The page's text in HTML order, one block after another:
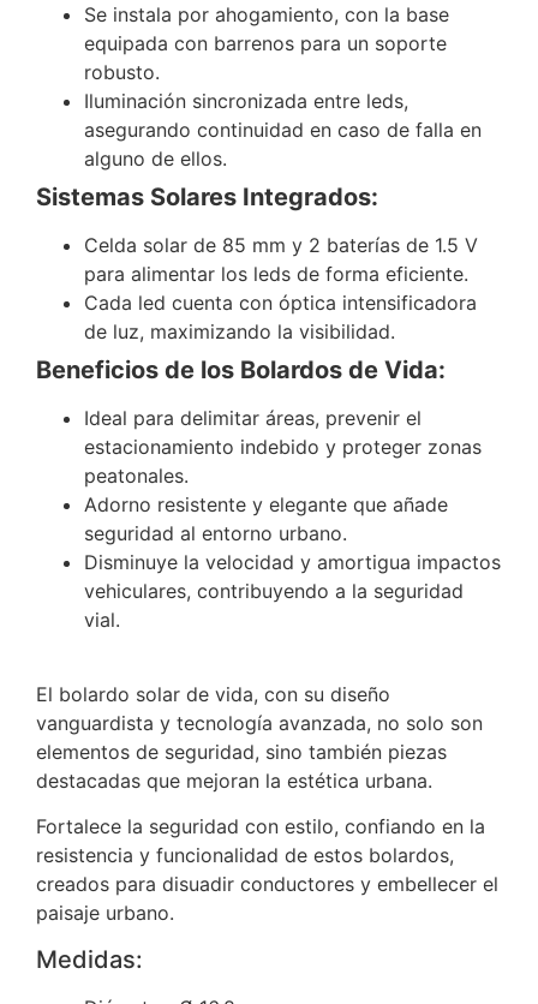
Se instala por ahogamiento, con la base
equipada con barrenos para un soporte
robusto.
Iluminación sincronizada entre leds,
asegurando continuidad en caso de falla en
alguno de ellos.
Sistemas Solares Integrados:
Celda solar de 85 mm y 2 baterías de 1.5 V
para alimentar los leds de forma eficiente.
Cada led cuenta con óptica intensificadora
de luz, maximizando la visibilidad.
Beneficios de los Bolardos de Vida:
Ideal para delimitar áreas, prevenir el
estacionamiento indebido y proteger zonas
peatonales.
Adorno resistente y elegante que añade
seguridad al entorno urbano.
Disminuye la velocidad y amortigua impactos
vehiculares, contribuyendo a la seguridad
vial.
El bolardo solar de vida, con su diseño
vanguardista y tecnología avanzada, no solo son
elementos de seguridad, sino también piezas
destacadas que mejoran la estética urbana.
Fortalece la seguridad con estilo, confiando en la
resistencia y funcionalidad de estos bolardos,
creados para disuadir conductores y embellecer el
paisaje urbano.
Medidas: